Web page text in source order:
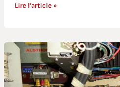
Lire l’article »
Maintenance
de
BB